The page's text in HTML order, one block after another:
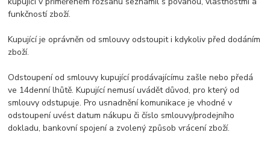
funkčností zboží.
Kupující je oprávněn od smlouvy odstoupit i kdykoliv před dodáním
zboží.
Odstoupení od smlouvy kupující prodávajícímu zašle nebo předá
ve 14dennílhůtě. Kupující nemusí uvádět důvod, pro který od
smlouvy odstupuje. Pro usnadnění komunikace je vhodné v
odstoupení uvést datum nákupu či číslo smlouvy/prodejního
dokladu, bankovní spojení a zvolený způsob vrácení zboží.